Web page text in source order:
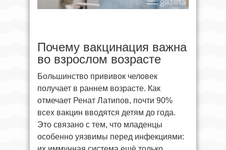
Почему вакцинация важна
во взрослом возрасте
Большинство прививок человек
получает в раннем возрасте. Как
отмечает Ренат Латипов, почти 90%
всех вакцин вводятся детям до года.
Это связано с тем, что младенцы
особенно уязвимы перед инфекциями: